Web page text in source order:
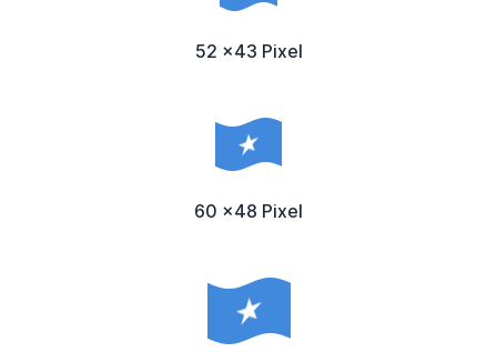
52 x43 Pixel
60 x48 Pixel